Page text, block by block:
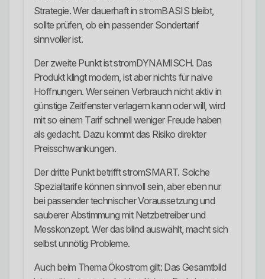
Strategie. Wer dauerhaft in stromBASIS bleibt,
sollte prüfen, ob ein passender Sondertarif
sinnvoller ist.
Der zweite Punkt ist stromDYNAMISCH. Das
Produkt klingt modern, ist aber nichts für naive
Hoffnungen. Wer seinen Verbrauch nicht aktiv in
günstige Zeitfenster verlagern kann oder will, wird
mit so einem Tarif schnell weniger Freude haben
als gedacht. Dazu kommt das Risiko direkter
Preisschwankungen.
Der dritte Punkt betrifft stromSMART. Solche
Spezialtarife können sinnvoll sein, aber eben nur
bei passender technischer Voraussetzung und
sauberer Abstimmung mit Netzbetreiber und
Messkonzept. Wer das blind auswählt, macht sich
selbst unnötig Probleme.
Auch beim Thema Ökostrom gilt: Das Gesamtbild